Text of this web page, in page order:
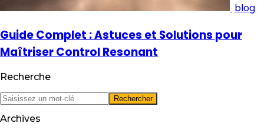
blog
Guide Complet : Astuces et Solutions pour
Maîtriser Control Resonant
Recherche
Archives